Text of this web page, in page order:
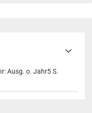
Ausg. o. Jahr5 S.